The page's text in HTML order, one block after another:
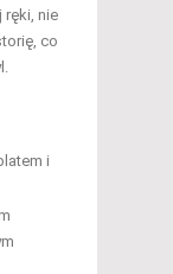
ręki, nie
co
i